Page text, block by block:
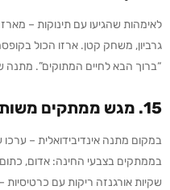
לאימהות שהגיעו עם תינוקות –
גרביון, משחק קטן. ארזו הכול
“ברוך הבא לחיים המתוקים”. מתנה
15. מגש ממתקים
במקום מתנה אינדיבידואלית –
בממתקים בצבעי החינה: אדום,
שקיות אורגנזה ריקות עם